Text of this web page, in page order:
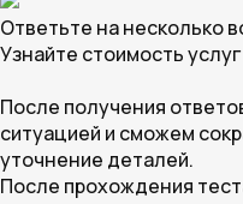
Ответьте на несколько
Узнайте стоимость
После получения
ситуацией и сможем
уточнение деталей.
После прохождения